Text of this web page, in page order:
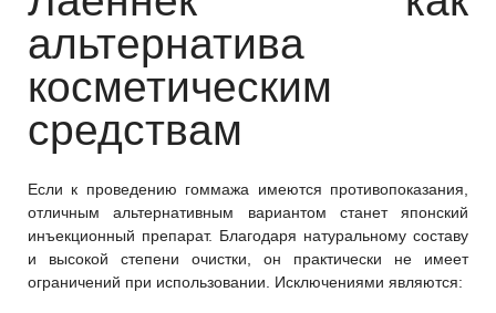
альтернатива
косметическим
средствам
Если к проведению гоммажа имеются противопоказания,
отличным альтернативным вариантом станет японский
инъекционный препарат. Благодаря натуральному составу
и высокой степени очистки, он практически не имеет
ограничений при использовании. Исключениями являются: